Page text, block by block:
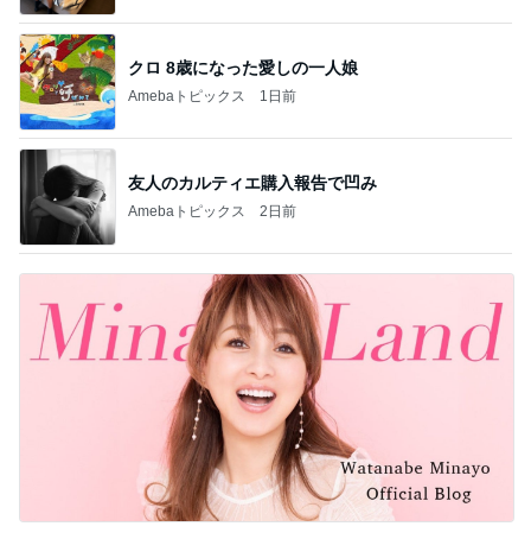
クロ 8歳になった愛しの一人娘
Amebaトピックス 1日前
友人のカルティエ購入報告で凹み
Amebaトピックス 2日前